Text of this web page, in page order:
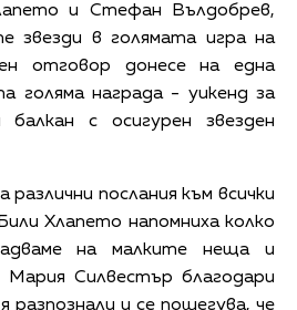
и Стефан Вълдобрев,
звезди в голямата игра на
отговор донесе на една
голяма награда - уикенд за
балкан с осигурен звезден
послания към всички
Хлапето напомниха колко
на малките неща и
Силвестър благодари
разпознали и се пошегува, че